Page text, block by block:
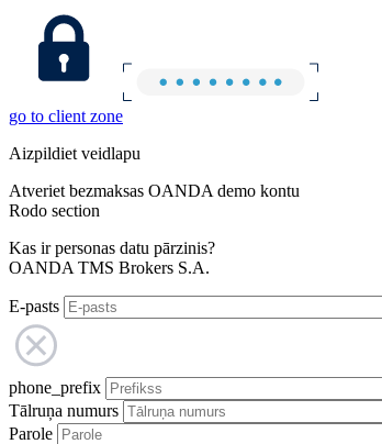
go to client zone
Aizpildiet veidlapu
Atveriet bezmaksas OANDA demo kontu
Rodo section
Kas ir personas datu pārzinis?
OANDA TMS Brokers S.A.
E-pasts
phone_prefix
Tālruņa numurs
Parole